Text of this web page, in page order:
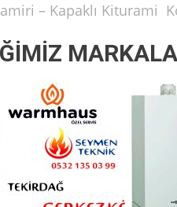
– Kapaklı Kiturami